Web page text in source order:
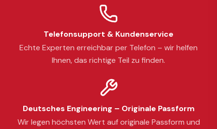
Telefonsupport & Kundenservice
Echte Experten erreichbar per Telefon – wir helfen
Ihnen, das richtige Teil zu finden.
Deutsches Engineering – Originale Passform
Wir legen höchsten Wert auf originale Passform und